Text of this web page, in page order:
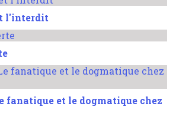
l'interdit
fanatique et le dogmatique chez